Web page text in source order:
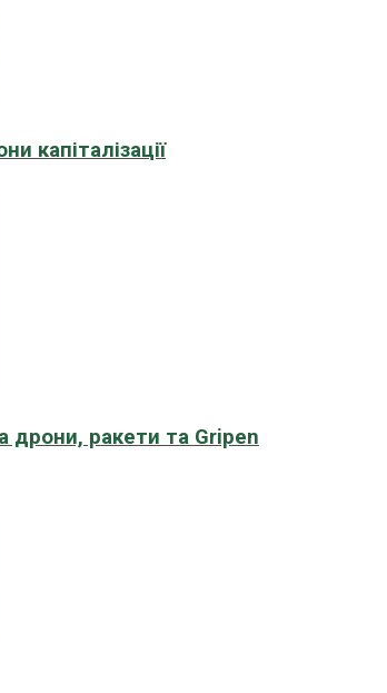
капіталізації
дрони, ракети та Gripen